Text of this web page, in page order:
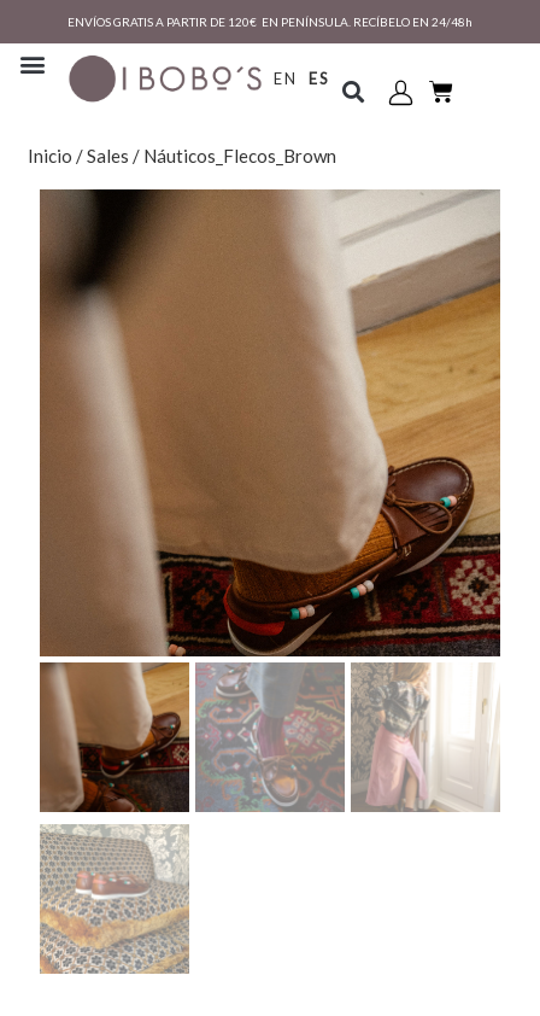
ENVÍOS GRATIS A PARTIR DE 120€ EN PENÍNSULA. RECÍBELO EN 24/48h
EN ES
Inicio /Sales / Náuticos_Flecos_Brown